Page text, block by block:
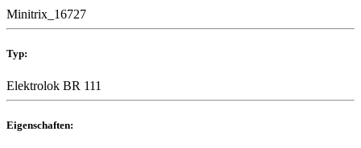
Minitrix_16727
Typ:
Elektrolok BR 111
Eigenschaften: